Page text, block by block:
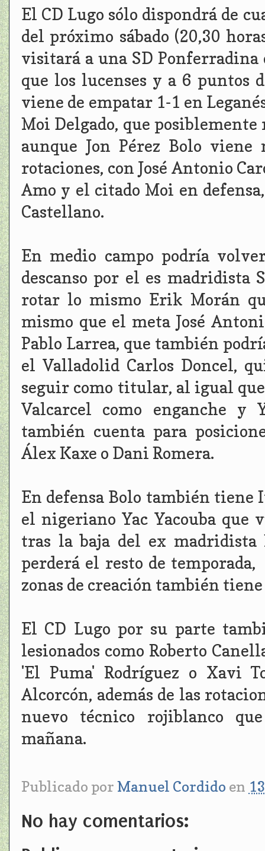
El CD Lugo sólo dispondrá de
del próximo sábado (20,30
visitará a una SD Ponferradina
que los lucenses y a 6 puntos
viene de empatar 1-1 en
Moi Delgado, que posiblemente
aunque Jon Pérez Bolo viene
rotaciones, con José Antonio
Amo y el citado Moi en
Castellano.
En medio campo podría
descanso por el es madridista
rotar lo mismo Erik Morán
mismo que el meta José
Pablo Larrea, que también
el Valladolid Carlos Doncel,
seguir como titular, al igual
Valcarcel como enganche y
también cuenta para
Álex Kaxe o Dani Romera.
En defensa Bolo también tiene
el nigeriano Yac Yacouba que
tras la baja del ex madridista
perderá el resto de
zonas de creación también
El CD Lugo por su parte
lesionados como Roberto
'El Puma' Rodríguez o Xavi
Alcorcón, además de las
nuevo técnico rojiblanco
mañana.
Publicado por Manuel Cordido en
No hay comentarios: